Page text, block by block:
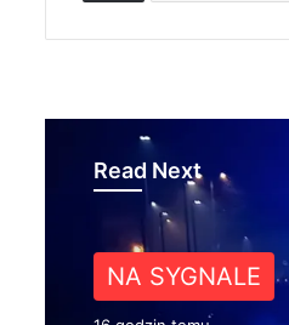
Read Next
NA SYGNALE
Z ŻYCIA MIASTA